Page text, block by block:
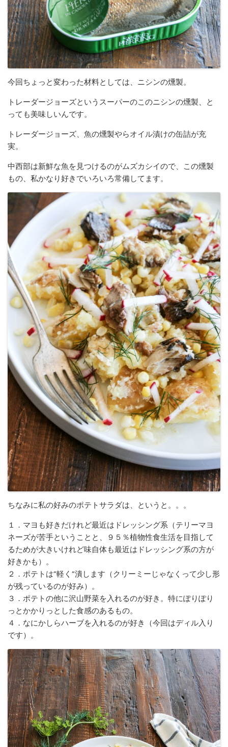
今回ちょっと変わった材料としては、ニシンの燻製。
トレーダージョーズというスーパーのこのニシンの燻製、と
っても美味しいんです。
トレーダージョーズ、魚の燻製やらオイル漬けの缶詰が充
実。
中西部は新鮮な魚を見つけるのがムズカシイので、この燻製
もの、私かなり好きでいろいろ常備してます。
ちなみに私の好みのポテトサラダは、というと。。。
１．マヨも好きだけれど最近はドレッシング系（テリーマヨ
ネーズが苦手ということと、９５％植物性食生活を目指して
るためが大きいけれど味自体も最近はドレッシング系の方が
好きかも）。
２．ポテトは”軽く”潰します（クリーミーじゃなくって少し形
が残っているのが好み）。
３．ポテトの他に沢山野菜を入れるのが好き。特にぽりぽり
っとかかりっとした食感のあるもの。
４．なにかしらハーブを入れるのが好き（今回はディル入り
です）。